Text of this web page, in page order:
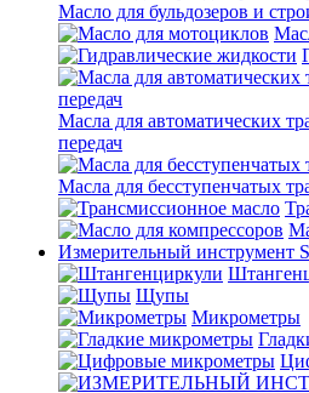
Масло для бульдозеров и
Масла для автоматических
передач
Масла для бесступенчатых
Измерительный инструмент
Щупы
Микрометры